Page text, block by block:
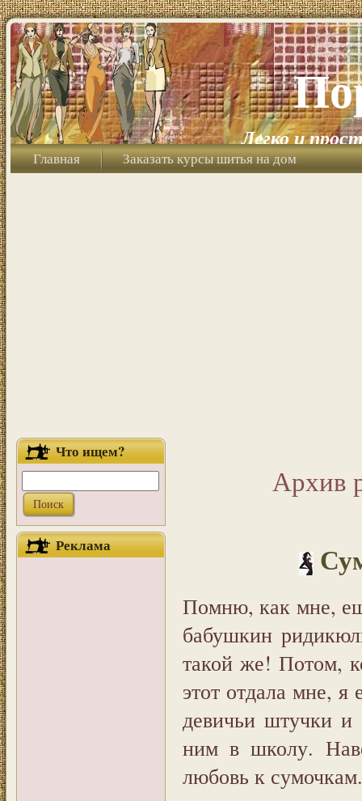
Легко и
Главная Заказать курсы шитья на дом
Что ищем?
Реклама
Архив
Помню, как мне,
бабушкин
такой же! Потом,
этот отдала мне, я
девичьи штучки
ним в школу.
любовь к